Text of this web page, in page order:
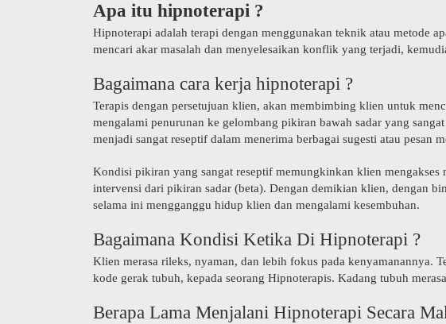
Apa itu hipnoterapi ?
Hipnoterapi adalah terapi dengan menggunakan teknik atau metode
mencari akar masalah dan menyelesaikan konflik yang terjadi,
Bagaimana cara kerja hipnoterapi ?
Terapis dengan persetujuan klien, akan membimbing klien untuk
mengalami penurunan ke gelombang pikiran bawah sadar yang
menjadi sangat reseptif dalam menerima berbagai sugesti atau pesan
Kondisi pikiran yang sangat reseptif memungkinkan klien
intervensi dari pikiran sadar (beta). Dengan demikian klien, dengan
selama ini mengganggu hidup klien dan mengalami kesembuhan.
Bagaimana Kondisi Ketika Di Hipnoterapi ?
Klien merasa rileks, nyaman, dan lebih fokus pada kenyamanannya.
kode gerak tubuh, kepada seorang Hipnoterapis. Kadang tubuh
Berapa Lama Menjalani Hipnoterapi Secara